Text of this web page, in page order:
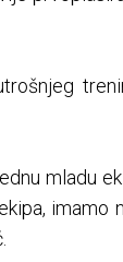
mladu